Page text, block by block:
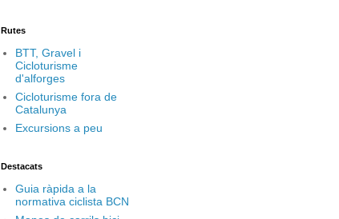
Rutes
BTT, Gravel i
Cicloturisme
d'alforges
Cicloturisme fora de
Catalunya
Excursions a peu
Destacats
Guia ràpida a la
normativa ciclista BCN